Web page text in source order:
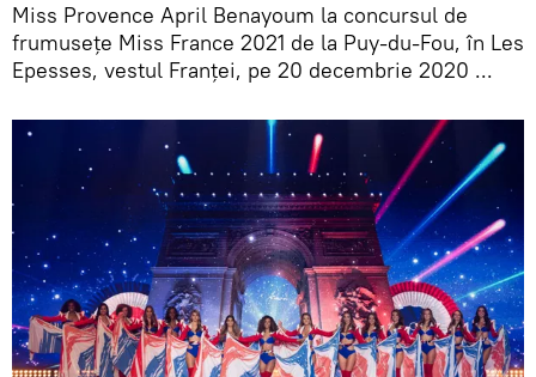
Miss Provence April Benayoum la concursul de
frumusețe Miss France 2021 de la Puy-du-Fou, în Les
Epesses, vestul Franței, pe 20 decembrie 2020 ...